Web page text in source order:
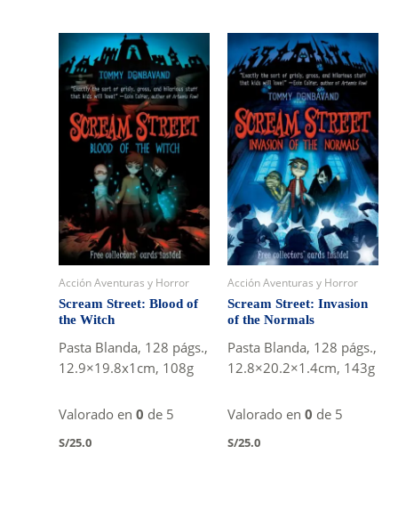
Acción Aventuras y Horror
Scream Street: Blood of
the Witch
Pasta Blanda, 128 págs.,
12.9×19.8x1cm, 108g
Valorado en0 de 5
S/25.0
Acción Aventuras y Horror
Scream Street: Invasion
of the Normals
Pasta Blanda, 128 págs.,
12.8×20.2×1.4cm, 143g
Valorado en 0 de 5
S/25.0